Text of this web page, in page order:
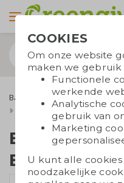
Balpennen
BIC eco
BIC pen
Ecolutions
COOKIES
Om onze website
maken we gebruik
Functionele
werkende
Analytische
gebruik van
Marketing
U kunt alle
noodzakelijke